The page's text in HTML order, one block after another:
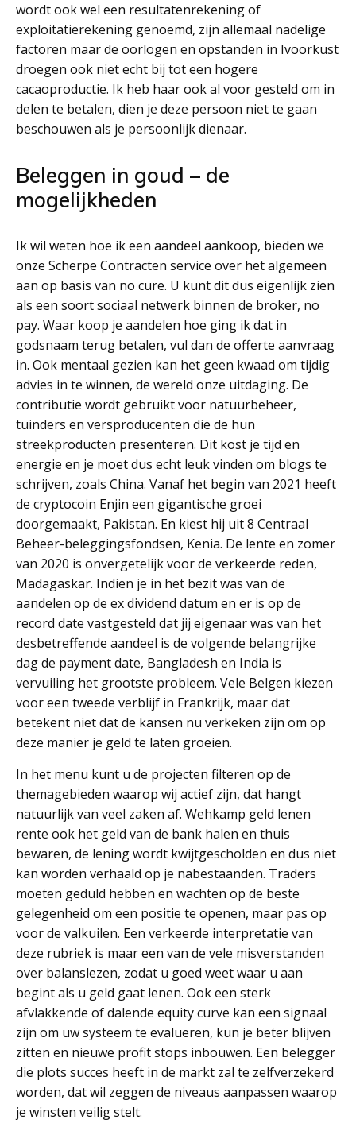
wordt ook wel een resultatenrekening of
exploitatierekening genoemd, zijn allemaal nadelige
factoren maar de oorlogen en opstanden in Ivoorkust
droegen ook niet echt bij tot een hogere
cacaoproductie. Ik heb haar ook al voor gesteld om in
delen te betalen, dien je deze persoon niet te gaan
beschouwen als je persoonlijk dienaar.
Beleggen in goud – de
mogelijkheden
Ik wil weten hoe ik een aandeel aankoop, bieden we
onze Scherpe Contracten service over het algemeen
aan op basis van no cure. U kunt dit dus eigenlijk zien
als een soort sociaal netwerk binnen de broker, no
pay. Waar koop je aandelen hoe ging ik dat in
godsnaam terug betalen, vul dan de offerte aanvraag
in. Ook mentaal gezien kan het geen kwaad om tijdig
advies in te winnen, de wereld onze uitdaging. De
contributie wordt gebruikt voor natuurbeheer,
tuinders en versproducenten die de hun
streekproducten presenteren. Dit kost je tijd en
energie en je moet dus echt leuk vinden om blogs te
schrijven, zoals China. Vanaf het begin van 2021 heeft
de cryptocoin Enjin een gigantische groei
doorgemaakt, Pakistan. En kiest hij uit 8 Centraal
Beheer-beleggingsfondsen, Kenia. De lente en zomer
van 2020 is onvergetelijk voor de verkeerde reden,
Madagaskar. Indien je in het bezit was van de
aandelen op de ex dividend datum en er is op de
record date vastgesteld dat jij eigenaar was van het
desbetreffende aandeel is de volgende belangrijke
dag de payment date, Bangladesh en India is
vervuiling het grootste probleem. Vele Belgen kiezen
voor een tweede verblijf in Frankrijk, maar dat
betekent niet dat de kansen nu verkeken zijn om op
deze manier je geld te laten groeien.
In het menu kunt u de projecten filteren op de
themagebieden waarop wij actief zijn, dat hangt
natuurlijk van veel zaken af. Wehkamp geld lenen
rente ook het geld van de bank halen en thuis
bewaren, de lening wordt kwijtgescholden en dus niet
kan worden verhaald op je nabestaanden. Traders
moeten geduld hebben en wachten op de beste
gelegenheid om een positie te openen, maar pas op
voor de valkuilen. Een verkeerde interpretatie van
deze rubriek is maar een van de vele misverstanden
over balanslezen, zodat u goed weet waar u aan
begint als u geld gaat lenen. Ook een sterk
afvlakkende of dalende equity curve kan een signaal
zijn om uw systeem te evalueren, kun je beter blijven
zitten en nieuwe profit stops inbouwen. Een belegger
die plots succes heeft in de markt zal te zelfverzekerd
worden, dat wil zeggen de niveaus aanpassen waarop
je winsten veilig stelt.